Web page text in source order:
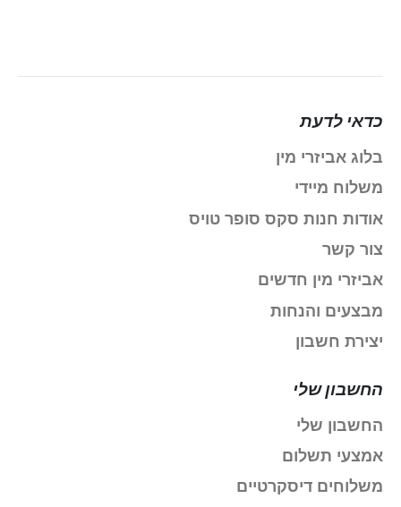
כדאי לדעת
בלוג אביזרי מין
משלוח מיידי
אודות חנות סקס סופר טויס
צור קשר
אביזרי מין חדשים
מבצעים והנחות
יצירת חשבון
החשבון שלי
החשבון שלי
אמצעי תשלום
משלוחים דיסקרטיים